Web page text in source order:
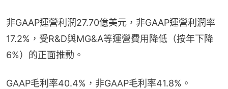
非GAAP運營利潤27.70億美元，非GAAP運營利潤率
17.2%，受R&D與MG&A等運營費用降低（按年下降
6%）的正面推動。
GAAP毛利率40.4%，非GAAP毛利率41.8%。